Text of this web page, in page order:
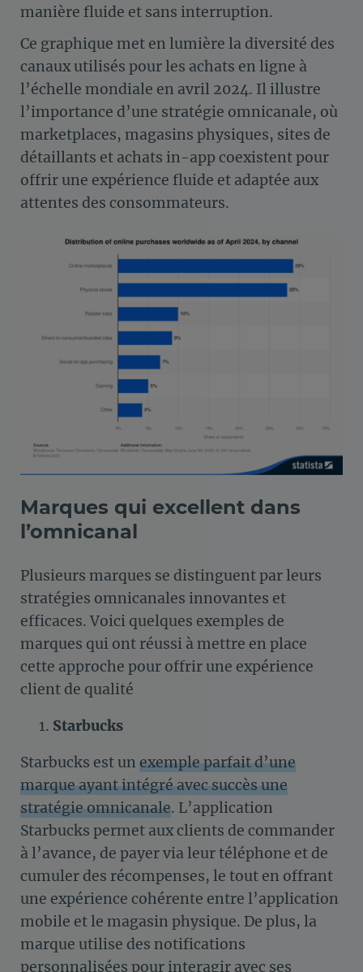
manière fluide et sans interruption.
Ce graphique met en lumière la diversité des
canaux utilisés pour les achats en ligne à
l’échelle mondiale en avril 2024. Il illustre
l’importance d’une stratégie omnicanale, où
marketplaces, magasins physiques, sites de
détaillants et achats in-app coexistent pour
offrir une expérience fluide et adaptée aux
attentes des consommateurs.
Marques qui excellent dans
l’omnicanal
Plusieurs marques se distinguent par leurs
stratégies omnicanales innovantes et
efficaces. Voici quelques exemples de
marques qui ont réussi à mettre en place
cette approche pour offrir une expérience
client de qualité
Starbucks
Starbucks est un exemple parfait d’une
marque ayant intégré avec succès une
stratégie omnicanale. L’application
Starbucks permet aux clients de commander
à l’avance, de payer via leur téléphone et de
cumuler des récompenses, le tout en offrant
une expérience cohérente entre l’application
mobile et le magasin physique. De plus, la
marque utilise des notifications
personnalisées pour interagir avec ses